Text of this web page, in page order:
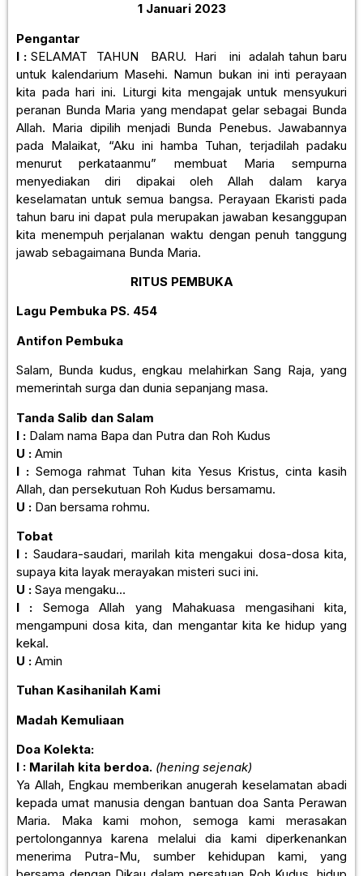
1 Januari 2023
Pengantar
I : SELAMAT TAHUN BARU. Hari ini adalah tahun baru
untuk kalendarium Masehi. Namun bukan ini inti perayaan
kita pada hari ini. Liturgi kita mengajak untuk mensyukuri
peranan Bunda Maria yang mendapat gelar sebagai Bunda
Allah. Maria dipilih menjadi Bunda Penebus. Jawabannya
pada Malaikat, “Aku ini hamba Tuhan, terjadilah padaku
menurut perkataanmu” membuat Maria sempurna
menyediakan diri dipakai oleh Allah dalam karya
keselamatan untuk semua bangsa. Perayaan Ekaristi pada
tahun baru ini dapat pula merupakan jawaban kesanggupan
kita menempuh perjalanan waktu dengan penuh tanggung
jawab sebagaimana Bunda Maria.
RITUS PEMBUKA
Lagu Pembuka PS. 454
Antifon Pembuka
Salam, Bunda kudus, engkau melahirkan Sang Raja, yang
memerintah surga dan dunia sepanjang masa.
Tanda Salib dan Salam
I : Dalam nama Bapa dan Putra dan Roh Kudus
U : Amin
I :Semoga rahmat Tuhan kita Yesus Kristus, cinta kasih
Allah, dan persekutuan Roh Kudus bersamamu.
U : Dan bersama rohmu.
Tobat
I : Saudara-saudari, marilah kita mengakui dosa-dosa kita,
supaya kita layak merayakan misteri suci ini.
U : Saya mengaku…
I : Semoga Allah yang Mahakuasa mengasihani kita,
mengampuni dosa kita, dan mengantar kita ke hidup yang
kekal.
U : Amin
Tuhan Kasihanilah Kami
Madah Kemuliaan
Doa Kolekta:
I : Marilah kita berdoa. (hening sejenak)
Ya Allah, Engkau memberikan anugerah keselamatan abadi
kepada umat manusia dengan bantuan doa Santa Perawan
Maria. Maka kami mohon, semoga kami merasakan
pertolongannya karena melalui dia kami diperkenankan
menerima Putra-Mu, sumber kehidupan kami, yang